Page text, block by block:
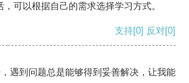
可以根据自己的需求选择学习方式。
支持[0] 反对[0]
遇到问题总是能够得到妥善解决，让我能